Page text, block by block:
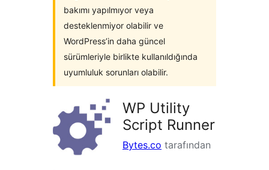
bakımı yapılmıyor veya
desteklenmiyor olabilir ve
WordPress’in daha güncel
sürümleriyle birlikte kullanıldığında
uyumluluk sorunları olabilir.
WP Utility
Script Runner
Bytes.co tarafından